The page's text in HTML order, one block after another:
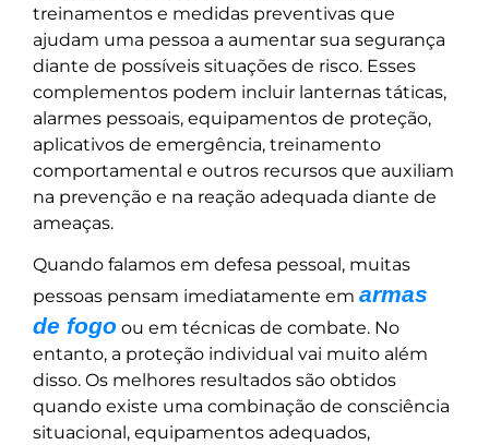
treinamentos e medidas preventivas que
ajudam uma pessoa a aumentar sua segurança
diante de possíveis situações de risco. Esses
complementos podem incluir lanternas táticas,
alarmes pessoais, equipamentos de proteção,
aplicativos de emergência, treinamento
comportamental e outros recursos que auxiliam
na prevenção e na reação adequada diante de
ameaças.
Quando falamos em defesa pessoal, muitas
pessoas pensam imediatamente em armas
de fogo ou em técnicas de combate. No
entanto, a proteção individual vai muito além
disso. Os melhores resultados são obtidos
quando existe uma combinação de consciência
situacional, equipamentos adequados,